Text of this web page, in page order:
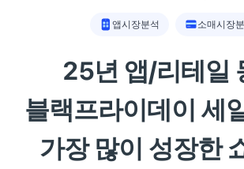
앱시장분석 소매시장
25년 앱/리테일
블랙프라이데이 세
가장 많이 성장한